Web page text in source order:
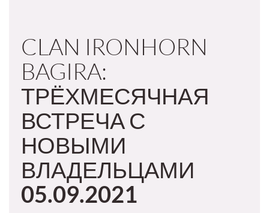
CLAN IRONHORN
BAGIRA:
ТРЁХМЕСЯЧНАЯ
ВСТРЕЧА С
НОВЫМИ
ВЛАДЕЛЬЦАМИ
05.09.2021